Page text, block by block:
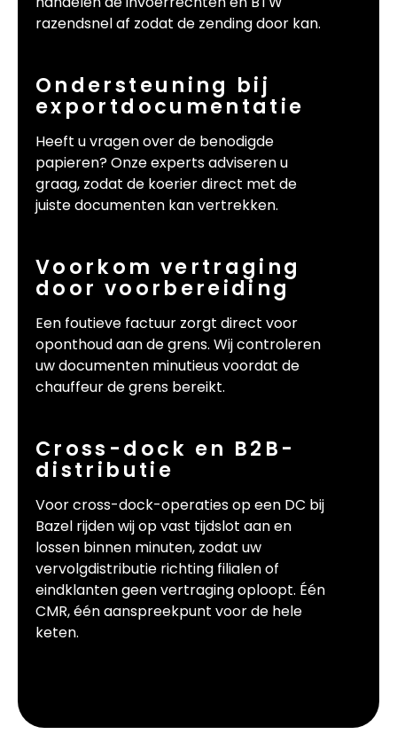
razendsnel af zodat de zending door kan.
Ondersteuning bij
exportdocumentatie
Heeft u vragen over de benodigde
papieren? Onze experts adviseren u
graag, zodat de koerier direct met de
juiste documenten kan vertrekken.
Voorkom vertraging
door voorbereiding
Een foutieve factuur zorgt direct voor
oponthoud aan de grens. Wij controleren
uw documenten minutieus voordat de
chauffeur de grens bereikt.
Cross-dock en B2B-
distributie
Voor cross-dock-operaties op een DC bij
Bazel rijden wij op vast tijdslot aan en
lossen binnen minuten, zodat uw
vervolgdistributie richting filialen of
eindklanten geen vertraging oploopt. Één
CMR, één aanspreekpunt voor de hele
keten.